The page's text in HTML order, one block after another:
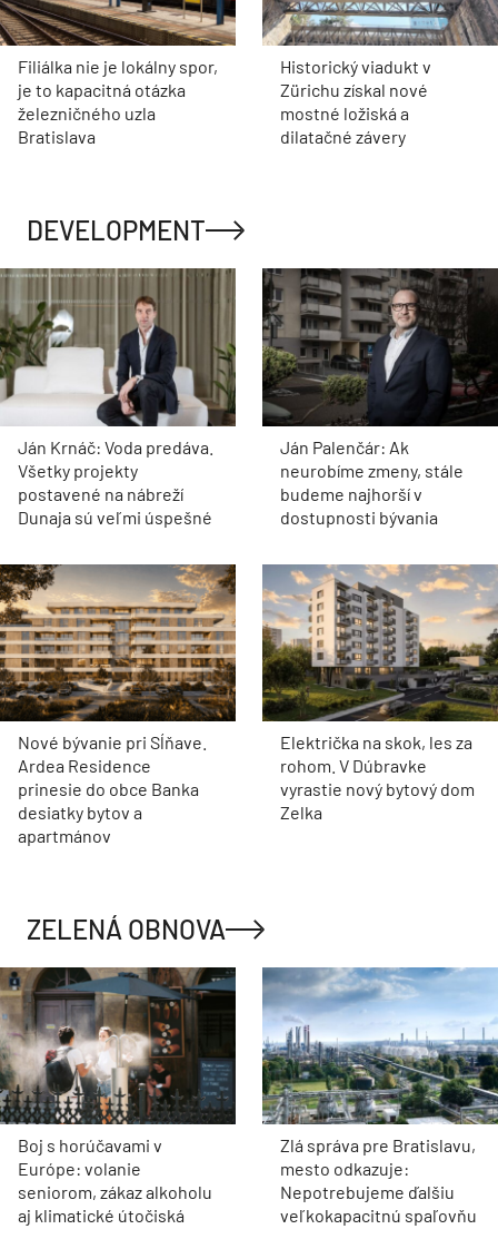
Filiálka nie je lokálny spor,
je to kapacitná otázka
železničného uzla
Bratislava
Historický viadukt v
Zürichu získal nové
mostné ložiská a
dilatačné závery
DEVELOPMENT
Ján Krnáč: Voda predáva.
Všetky projekty
postavené na nábreží
Dunaja sú veľmi úspešné
Ján Palenčár: Ak
neurobíme zmeny, stále
budeme najhorší v
dostupnosti bývania
Nové bývanie pri Sĺňave.
Ardea Residence
prinesie do obce Banka
desiatky bytov a
apartmánov
Električka na skok, les za
rohom. V Dúbravke
vyrastie nový bytový dom
Zelka
ZELENÁ OBNOVA
Boj s horúčavami v
Európe: volanie
seniorom, zákaz alkoholu
aj klimatické útočiská
Zlá správa pre Bratislavu,
mesto odkazuje:
Nepotrebujeme ďalšiu
veľkokapacitnú spaľovňu